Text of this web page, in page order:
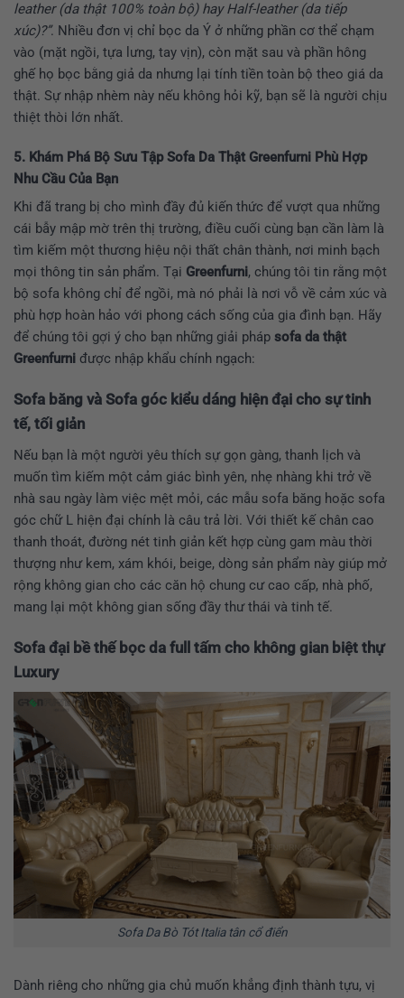
leather (da thật 100% toàn bộ) hay Half-leather (da tiếp
xúc)?”. Nhiều đơn vị chỉ bọc da Ý ở những phần cơ thể chạm
vào (mặt ngồi, tựa lưng, tay vịn), còn mặt sau và phần hông
ghế họ bọc bằng giả da nhưng lại tính tiền toàn bộ theo giá da
thật. Sự nhập nhèm này nếu không hỏi kỹ, bạn sẽ là người chịu
thiệt thòi lớn nhất.
5. Khám Phá Bộ Sưu Tập Sofa Da Thật Greenfurni Phù Hợp
Nhu Cầu Của Bạn
Khi đã trang bị cho mình đầy đủ kiến thức để vượt qua những
cái bẫy mập mờ trên thị trường, điều cuối cùng bạn cần làm là
tìm kiếm một thương hiệu nội thất chân thành, nơi minh bạch
mọi thông tin sản phẩm. Tại Greenfurni, chúng tôi tin rằng một
bộ sofa không chỉ để ngồi, mà nó phải là nơi vỗ về cảm xúc và
phù hợp hoàn hảo với phong cách sống của gia đình bạn. Hãy
để chúng tôi gợi ý cho bạn những giải pháp sofa da thật
Greenfurni được nhập khẩu chính ngạch:
Sofa băng và Sofa góc kiểu dáng hiện đại cho sự tinh
tế, tối giản
Nếu bạn là một người yêu thích sự gọn gàng, thanh lịch và
muốn tìm kiếm một cảm giác bình yên, nhẹ nhàng khi trở về
nhà sau ngày làm việc mệt mỏi, các mẫu sofa băng hoặc sofa
góc chữ L hiện đại chính là câu trả lời. Với thiết kế chân cao
thanh thoát, đường nét tinh giản kết hợp cùng gam màu thời
thượng như kem, xám khói, beige, dòng sản phẩm này giúp mở
rộng không gian cho các căn hộ chung cư cao cấp, nhà phố,
mang lại một không gian sống đầy thư thái và tinh tế.
Sofa đại bề thế bọc da full tấm cho không gian biệt thự
Luxury
Sofa Da Bò Tót Italia tân cổ điển
Dành riêng cho những gia chủ muốn khẳng định thành tựu, vị